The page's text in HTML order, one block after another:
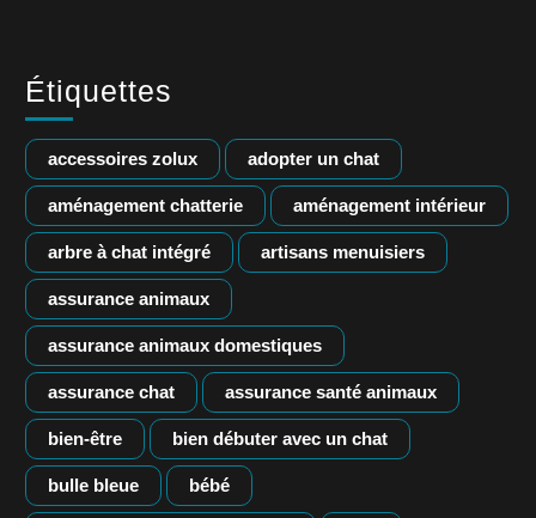
Étiquettes
accessoires zolux adopter un chat
aménagement chatterie aménagement intérieur
arbre à chat intégré artisans menuisiers
assurance animaux
assurance animaux domestiques
assurance chat assurance santé animaux
bien-être bien débuter avec un chat
bulle bleue bébé